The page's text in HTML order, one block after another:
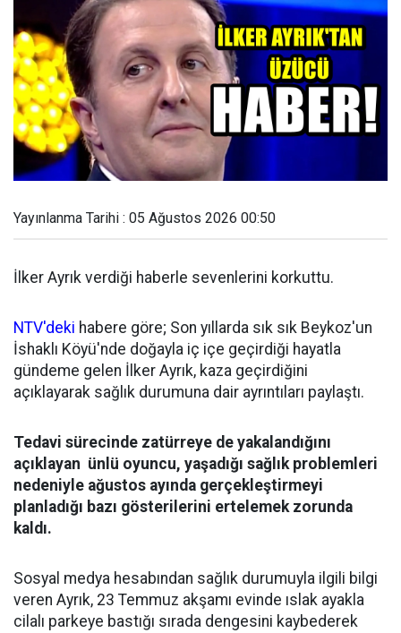
Yayınlanma Tarihi : 05 Ağustos 2026 00:50
İlker Ayrık verdiği haberle sevenlerini korkuttu.
NTV'deki habere göre; Son yıllarda sık sık Beykoz'un
İshaklı Köyü'nde doğayla iç içe geçirdiği hayatla
gündeme gelen İlker Ayrık, kaza geçirdiğini
açıklayarak sağlık durumuna dair ayrıntıları paylaştı.
Tedavi sürecinde zatürreye de yakalandığını
açıklayan ünlü oyuncu, yaşadığı sağlık problemleri
nedeniyle ağustos ayında gerçekleştirmeyi
planladığı bazı gösterilerini ertelemek zorunda
kaldı.
Sosyal medya hesabından sağlık durumuyla ilgili bilgi
veren Ayrık, 23 Temmuz akşamı evinde ıslak ayakla
cilalı parkeye bastığı sırada dengesini kaybederek